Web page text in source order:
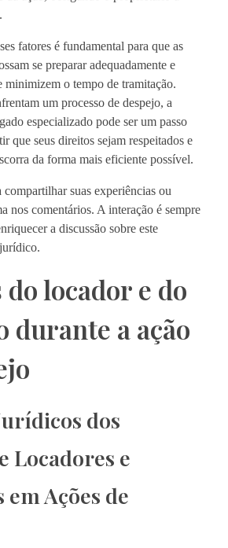
fatores é fundamental para que as
se preparar adequadamente e
minimizem o tempo de tramitação.
um processo de despejo, a
especializado pode ser um passo
que seus direitos sejam respeitados e
da forma mais eficiente possível.
suas experiências ou
nos comentários. A interação é sempre
a discussão sobre este
locador e do
durante a ação
dos
Locadores e
Ações de